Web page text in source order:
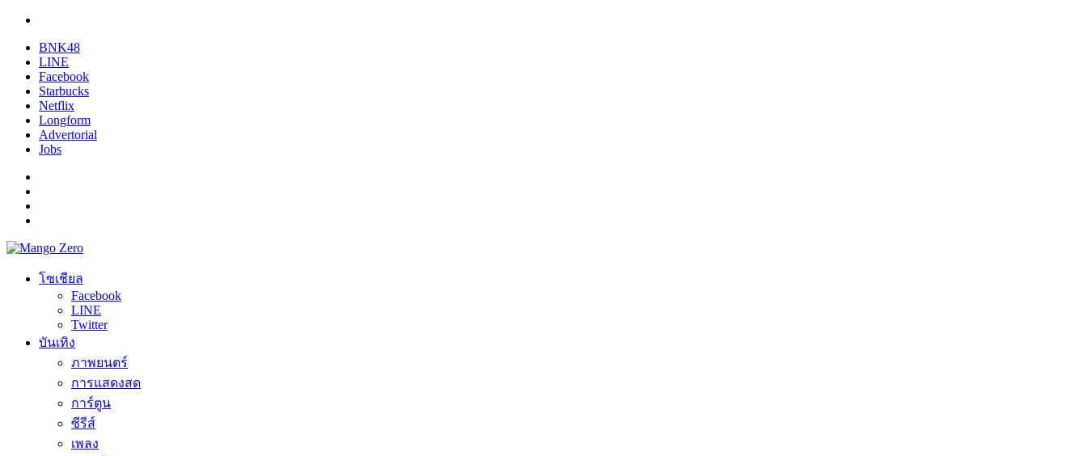
BNK48
LINE
Facebook
Starbucks
Netflix
Longform
Advertorial
Jobs
โซเชียล
Facebook
LINE
Twitter
บันเทิง
ภาพยนตร์
การแสดงสด
การ์ตูน
ซีรีส์
เพลง